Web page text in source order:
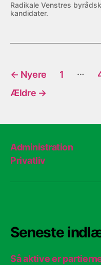
Radikale Venstres
kandidater.
← Nyere 1 …
Ældre →
Administration
Privatliv
Seneste
Så aktive er